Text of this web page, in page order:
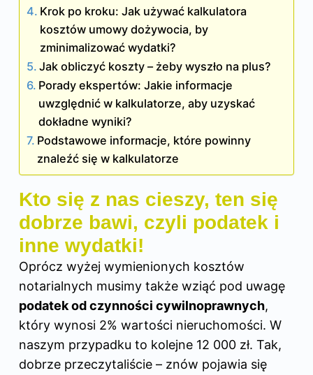
Krok po kroku: Jak używać kalkulatora
kosztów umowy dożywocia, by
zminimalizować wydatki?
Jak obliczyć koszty – żeby wyszło na plus?
Porady ekspertów: Jakie informacje
uwzględnić w kalkulatorze, aby uzyskać
dokładne wyniki?
Podstawowe informacje, które powinny
znaleźć się w kalkulatorze
Kto się z nas cieszy, ten się
dobrze bawi, czyli podatek i
inne wydatki!
Oprócz wyżej wymienionych kosztów
notarialnych musimy także wziąć pod uwagę
podatek od czynności cywilnoprawnych,
który wynosi 2% wartości nieruchomości. W
naszym przypadku to kolejne 12 000 zł. Tak,
dobrze przeczytaliście – znów pojawia się